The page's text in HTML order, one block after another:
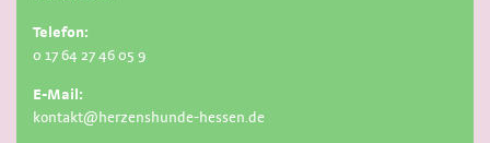
Telefon:
0 17 64 27 46 05 9
E-Mail:
kontakt@herzenshunde-hessen.de